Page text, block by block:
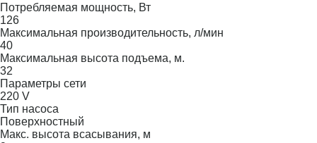
Потребляемая мощность, Вт
126
Максимальная производительность, л/мин
40
Максимальная высота подъема, м.
32
Параметры сети
220 V
Тип насоса
Поверхностный
Макс. высота всасывания, м